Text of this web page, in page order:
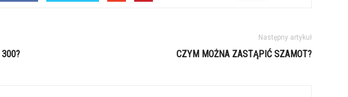
300?
Następny artykuł
CZYM MOŻNA ZASTĄPIĆ SZAMOT?